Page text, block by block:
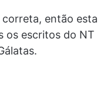
então esta
os escritos do NT